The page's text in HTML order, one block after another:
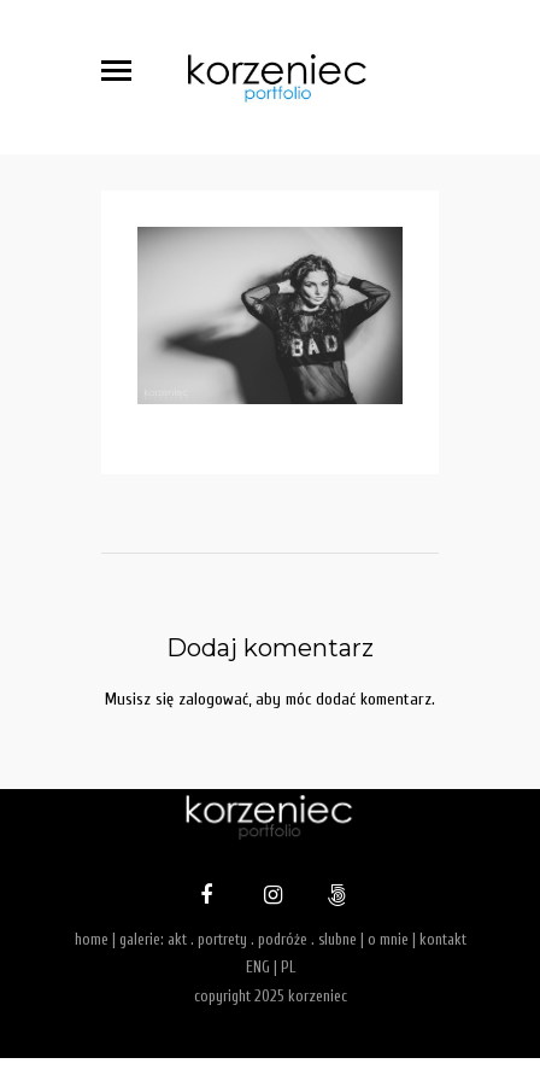
Dodaj komentarz
Musisz się zalogować, aby móc dodać komentarz.
home | galerie: akt. portrety . podróże . slubne o mnie
kontakt
ENG
PL
copyright 2025 korzeniec